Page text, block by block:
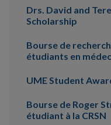
Drs. David and
Scholarship
Bourse de
étudiants en
UME Student
Bourse de Roger
étudiant à la CRSN